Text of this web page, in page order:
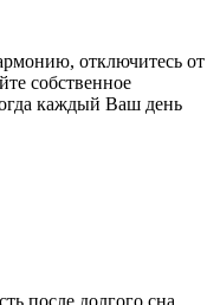
отключитесь от
собственное
каждый Ваш день
после долгого сна